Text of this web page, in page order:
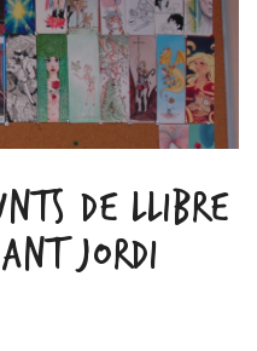
DE LLIBRE
JORDI